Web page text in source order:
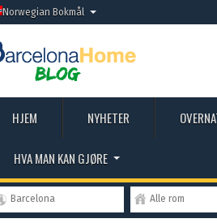
Norwegian Bokmål
HJEM NYHETER
HVA MAN KAN GJØRE
Barcelona Alle rom